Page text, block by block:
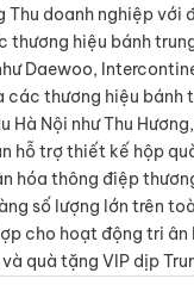
Thu doanh nghiệp với
thương hiệu bánh
Daewoo,
các thương hiệu bánh
Hà Nội như Thu
hỗ trợ thiết kế hộp
hóa thông điệp
số lượng lớn trên
cho hoạt động tri ân
quà tặng VIP dịp